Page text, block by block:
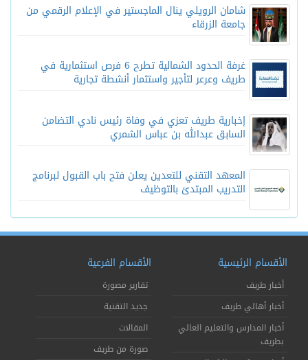
شامان الرويلي ينال الماجستير في الإعلام الرقمي من
جامعة الزرقاء
غرفة الحدود الشمالية تطرح 6 فرص استثمارية في
طريف وعرعر لتأجير واستثمار أنشطة تجارية
إخبارية طريف تعزي في وفاة رئيس نادي التضامن
السابق عبدالله بن عباس الشمري
المعهد التقني للتعدين يعلن فتح باب القبول لبرنامج
التدريب المبتدئ بالتوظيف
الأقسام الرئيسية
أخبار طريف
أخبار أهالي طريف
أخبار المدارس والتعليم العالي
بطريف
الأقسام الفرعية
تقارير مصورة
جديد التقنية
المقالات
صورة من طريف